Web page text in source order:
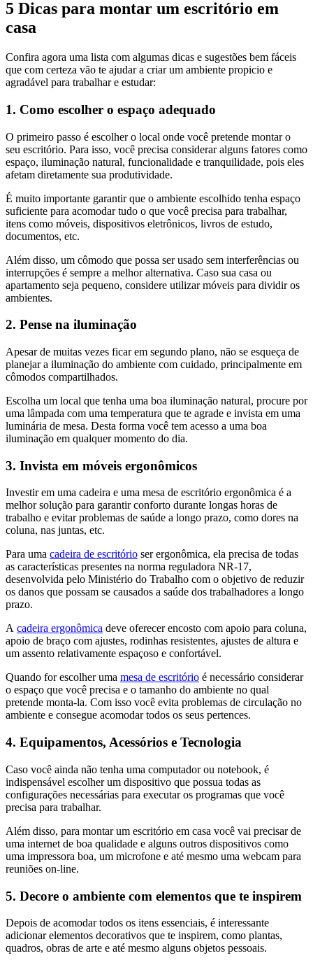
5 Dicas para montar um escritório em
casa
Confira agora uma lista com algumas dicas e sugestões bem fáceis
que com certeza vão te ajudar a criar um ambiente propicio e
agradável para trabalhar e estudar:
1. Como escolher o espaço adequado
O primeiro passo é escolher o local onde você pretende montar o
seu escritório. Para isso, você precisa considerar alguns fatores como
espaço, iluminação natural, funcionalidade e tranquilidade, pois eles
afetam diretamente sua produtividade.
É muito importante garantir que o ambiente escolhido tenha espaço
suficiente para acomodar tudo o que você precisa para trabalhar,
itens como móveis, dispositivos eletrônicos, livros de estudo,
documentos, etc.
Além disso, um cômodo que possa ser usado sem interferências ou
interrupções é sempre a melhor alternativa. Caso sua casa ou
apartamento seja pequeno, considere utilizar móveis para dividir os
ambientes.
2. Pense na iluminação
Apesar de muitas vezes ficar em segundo plano, não se esqueça de
planejar a iluminação do ambiente com cuidado, principalmente em
cômodos compartilhados.
Escolha um local que tenha uma boa iluminação natural, procure por
uma lâmpada com uma temperatura que te agrade e invista em uma
luminária de mesa. Desta forma você tem acesso a uma boa
iluminação em qualquer momento do dia.
3. Invista em móveis ergonômicos
Investir em uma cadeira e uma mesa de escritório ergonômica é a
melhor solução para garantir conforto durante longas horas de
trabalho e evitar problemas de saúde a longo prazo, como dores na
coluna, nas juntas, etc.
Para uma cadeira de escritório ser ergonômica, ela precisa de todas
as características presentes na norma reguladora NR-17,
desenvolvida pelo Ministério do Trabalho com o objetivo de reduzir
os danos que possam se causados a saúde dos trabalhadores a longo
prazo.
A cadeira ergonômica deve oferecer encosto com apoio para coluna,
apoio de braço com ajustes, rodinhas resistentes, ajustes de altura e
um assento relativamente espaçoso e confortável.
Quando for escolher uma mesa de escritório é necessário considerar
o espaço que você precisa e o tamanho do ambiente no qual
pretende monta-la. Com isso você evita problemas de circulação no
ambiente e consegue acomodar todos os seus pertences.
4. Equipamentos, Acessórios e Tecnologia
Caso você ainda não tenha uma computador ou notebook, é
indispensável escolher um dispositivo que possua todas as
configurações necessárias para executar os programas que você
precisa para trabalhar.
Além disso, para montar um escritório em casa você vai precisar de
uma internet de boa qualidade e alguns outros dispositivos como
uma impressora boa, um microfone e até mesmo uma webcam para
reuniões on-line.
5. Decore o ambiente com elementos que te inspirem
Depois de acomodar todos os itens essenciais, é interessante
adicionar elementos decorativos que te inspirem, como plantas,
quadros, obras de arte e até mesmo alguns objetos pessoais.